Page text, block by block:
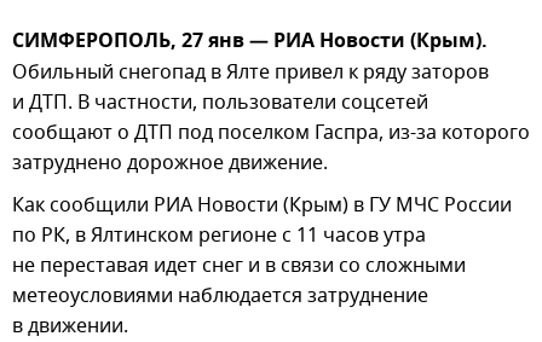
СИМФЕРОПОЛЬ, 27 янв — РИА Новости (Крым).
Обильный снегопад в Ялте привел к ряду заторов
и ДТП. В частности, пользователи соцсетей
сообщают о ДТП под поселком Гаспра, из-за которого
затруднено дорожное движение.
Как сообщили РИА Новости (Крым) в ГУ МЧС России
по РК, в Ялтинском регионе с 11 часов утра
не переставая идет снег и в связи со сложными
метеоусловиями наблюдается затруднение
в движении.